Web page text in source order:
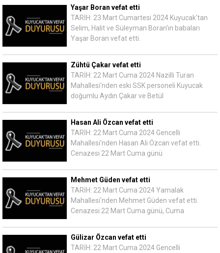
Yaşar Boran vefat etti
TARİH: 23 Mart Cumartesi 2024 Kuyucak'tan
Selim, Halit ve Süleyman Boran'ın babaları
Yaşar Boran vefat etti.
Zühtü Çakar vefat etti
TARİH: 22 Mart Cuma 2024 Nazilli Turan
Mahallesi'nden eski SSK personeli Kuyucak
doğumlu Aydın Çakar ve Betül
Hasan Ali Özcan vefat etti
TARİH: 22 Mart Cuma 2024 Gencelli
Mahallesi'nden Hasan Ali Özcan vefat etti.
Cenazesi 22 Mart Cuma günü
Mehmet Güden vefat etti
TARİH: 22 Mart Cuma 2024 Yamalak
Mahallesi'nden Mehmet Güden vefat etti.
Cenazesi 22 Mart Cuma günü, Cuma
Gülizar Özcan vefat etti
TARİH: 22 Mart Cuma 2024 Gencelli